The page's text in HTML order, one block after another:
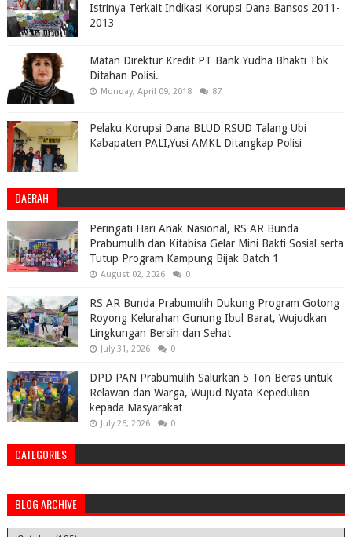
Istrinya Terkait Indikasi Korupsi Dana Bansos 2011-
2013
Matan Direktur Kredit PT Bank Yudha Bhakti Tbk
Ditahan Polisi.
Monday, April 09, 2018 87
Pelaku Korupsi Dana BLUD RSUD Talang Ubi
Kabapaten PALI,Yusi AMKL Ditangkap Polisi
DAERAH
Peringati Hari Anak Nasional, RS AR Bunda
Prabumulih dan Kitabisa Gelar Mini Bakti Sosial serta
Tutup Program Kampung Bijak Batch 1
August 02, 2026 0
RS AR Bunda Prabumulih Dukung Program Gotong
Royong Kelurahan Gunung Ibul Barat, Wujudkan
Lingkungan Bersih dan Sehat
July 31, 2026 0
DPD PAN Prabumulih Salurkan 5 Ton Beras untuk
Relawan dan Warga, Wujud Nyata Kepedulian
kepada Masyarakat
July 26, 2026 0
CATEGORIES
BLOG ARCHIVE